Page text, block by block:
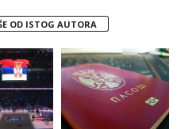
OD ISTOG AUTORA